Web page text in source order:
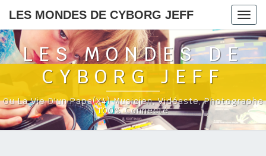
LES MONDES DE CYBORG JEFF
LES MONDES DE
CYBORG JEFF
Ou La Vie D'un Papa(x4) Musicien, Vidéaste, Photographe
100% Connecté